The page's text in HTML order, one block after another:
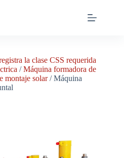
la clase CSS requerida
/Máquina formadora de
montaje solar/ Máquina